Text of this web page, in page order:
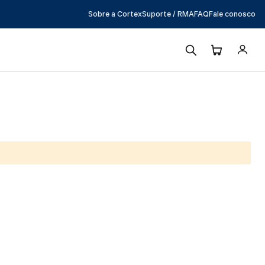
Sobre a CortexSuporte / RMAFAQFale conosco